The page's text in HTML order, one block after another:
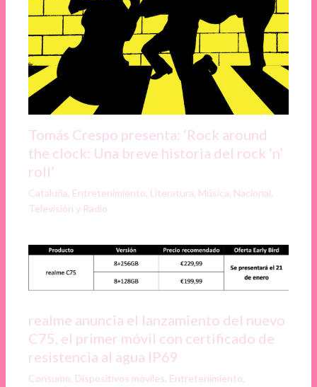
Tomás Crespo presenta: ‘Rock around
the clock: Una breve historia del rock ‘n’
roll’
Cataluña, Entretenimiento, Literatura, Música, Nacional,
Televisión y Radio
realme anuncia el lanzamiento del nuevo
C75, el primer móvil con certificado de
resistencia al agua IP69
Consumo, Dispositivos móviles, Entretenimiento,